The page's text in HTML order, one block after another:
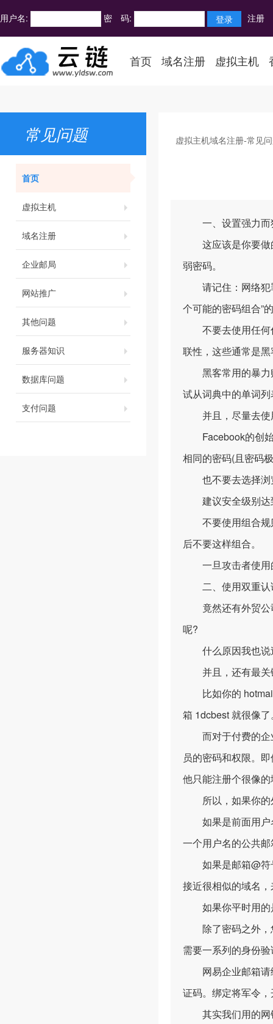
用户名: 密 码: 注册
首页 域名注册 虚拟主机
常见问题
首页
虚拟主机
域名注册
企业邮局
网站推广
其他问题
服务器知识
数据库问题
支付问题
虚拟主机域名注册-常见
一、设置强力而
这应该是你要做
弱密码。
请记住：网络犯
个可能的密码组合”
不要去使用任何
联性，这些通常是
黑客常用的暴力
试从词典中的单词
并且，尽量去使
Facebook的创始
相同的密码(且密码
也不要去选择浏
建议安全级别达
不要使用组合规则
后不要这样组合。
一旦攻击者使用
二、使用双重认
竟然还有外贸公
呢?
什么原因我也说
并且，还有最关
比如你的 hotmail
箱 1dcbest 就很像
而对于付费的企
员的密码和权限。
他只能注册个很像
所以，如果你的
如果是前面用户
一个用户名的公共邮
如果是邮箱@符
接近很相似的域名
如果你平时用的
除了密码之外，
需要一系列的身份
网易企业邮箱请
证码。绑定将军令
其实我们用的网